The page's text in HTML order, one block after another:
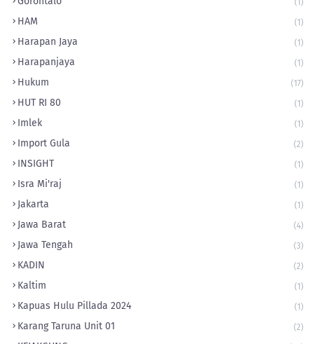
(1)
HAM (1)
Harapan Jaya (1)
Harapanjaya (1)
Hukum (17)
HUT RI 80 (1)
Imlek (1)
Import Gula (2)
INSIGHT (1)
Isra Mi'raj (1)
Jakarta (1)
Jawa Barat (4)
Jawa Tengah (3)
KADIN (2)
Kaltim (1)
Kapuas Hulu Pillada 2024 (1)
Karang Taruna Unit 01 (2)